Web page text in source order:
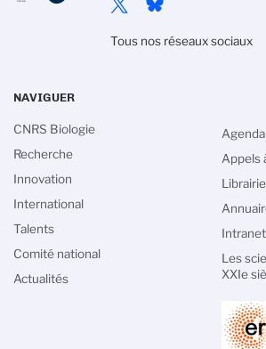
Tous nos réseaux sociaux
NAVIGUER
CNRS Biologie
Recherche
Innovation
International
Talents
Comité national
Actualités
Agenda
Appels
Librairie
Intranet
Les
XXIe